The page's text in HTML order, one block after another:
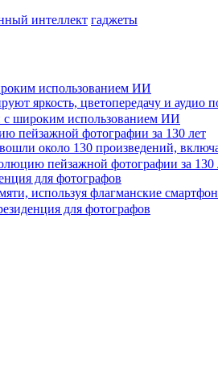
интеллект гаджеты
использованием ИИ
яркость, цветопередачу и аудио
пейзажной фотографии за 130 лет
около 130 произведений,
для фотографов
используя флагманские